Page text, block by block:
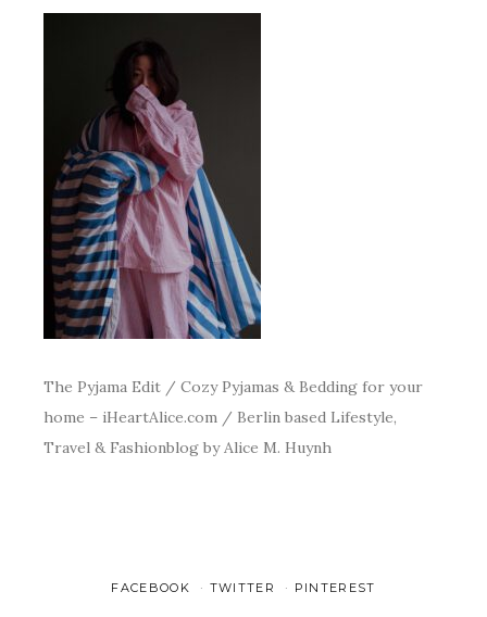
The Pyjama Edit / Cozy Pyjamas & Bedding for your
home – iHeartAlice.com / Berlin based Lifestyle,
Travel & Fashionblog by Alice M. Huynh
FACEBOOK TWITTER PINTEREST